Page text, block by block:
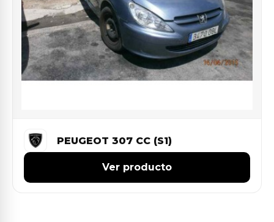
PEUGEOT 307 CC (S1)
Ver producto